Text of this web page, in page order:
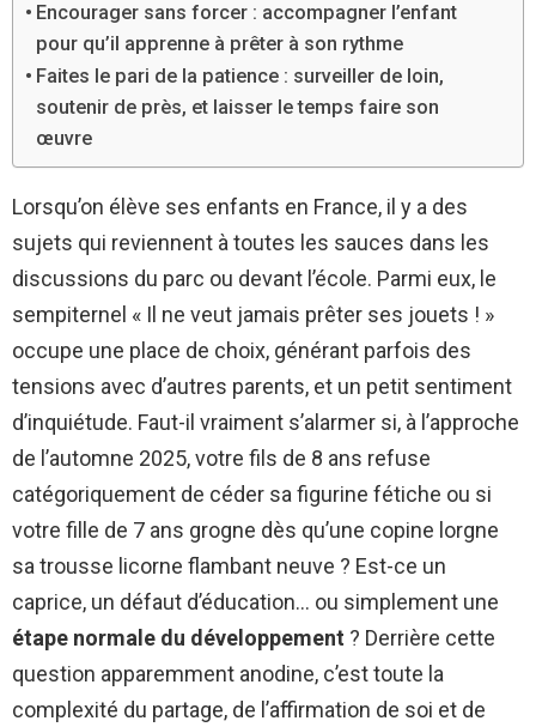
Encourager sans forcer : accompagner l’enfant
pour qu’il apprenne à prêter à son rythme
Faites le pari de la patience : surveiller de loin,
soutenir de près, et laisser le temps faire son
œuvre
Lorsqu’on élève ses enfants en France, il y a des
sujets qui reviennent à toutes les sauces dans les
discussions du parc ou devant l’école. Parmi eux, le
sempiternel « Il ne veut jamais prêter ses jouets ! »
occupe une place de choix, générant parfois des
tensions avec d’autres parents, et un petit sentiment
d’inquiétude. Faut-il vraiment s’alarmer si, à l’approche
de l’automne 2025, votre fils de 8 ans refuse
catégoriquement de céder sa figurine fétiche ou si
votre fille de 7 ans grogne dès qu’une copine lorgne
sa trousse licorne flambant neuve ? Est-ce un
caprice, un défaut d’éducation… ou simplement une
étape normale du développement ? Derrière cette
question apparemment anodine, c’est toute la
complexité du partage, de l’affirmation de soi et de